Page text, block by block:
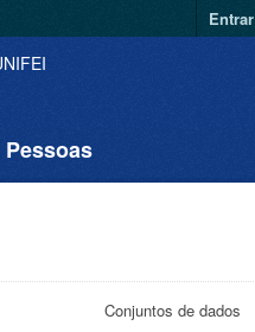
Entrar
Pessoas
Conjuntos de dados